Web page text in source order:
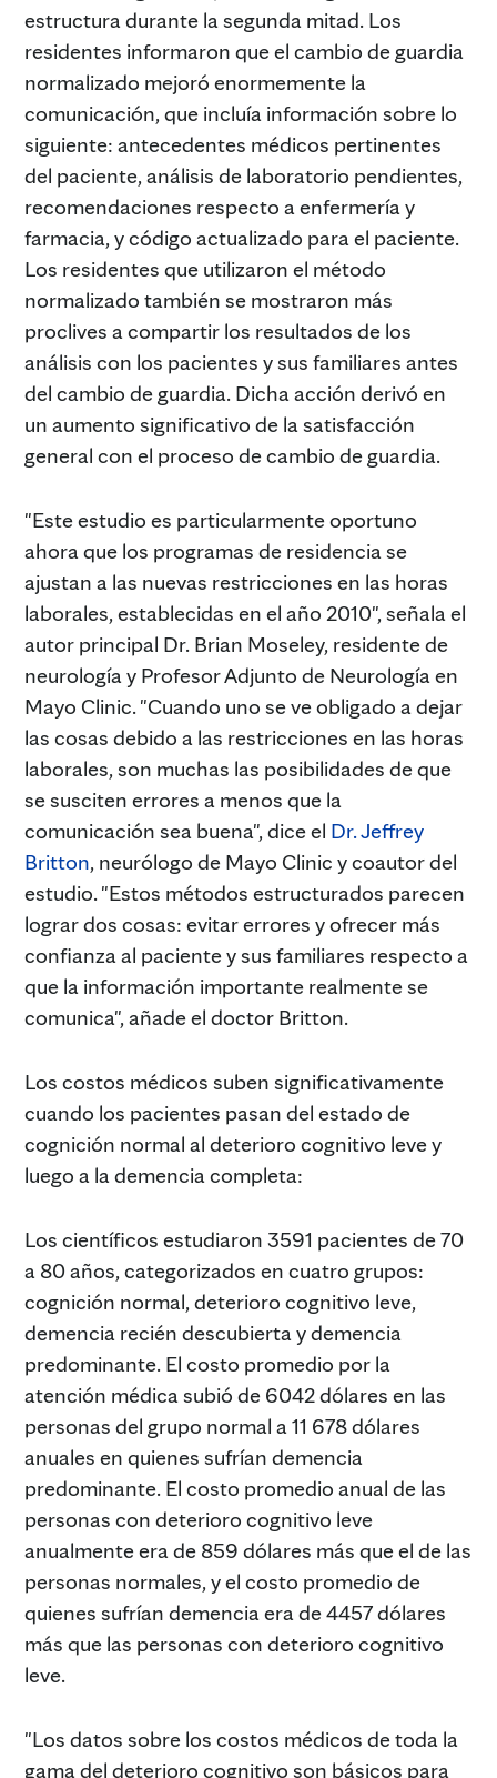
estructura durante la segunda mitad. Los
residentes informaron que el cambio de guardia
normalizado mejoró enormemente la
comunicación, que incluía información sobre lo
siguiente: antecedentes médicos pertinentes
del paciente, análisis de laboratorio pendientes,
recomendaciones respecto a enfermería y
farmacia, y código actualizado para el paciente.
Los residentes que utilizaron el método
normalizado también se mostraron más
proclives a compartir los resultados de los
análisis con los pacientes y sus familiares antes
del cambio de guardia. Dicha acción derivó en
un aumento significativo de la satisfacción
general con el proceso de cambio de guardia.
"Este estudio es particularmente oportuno
ahora que los programas de residencia se
ajustan a las nuevas restricciones en las horas
laborales, establecidas en el año 2010", señala el
autor principal Dr. Brian Moseley, residente de
neurología y Profesor Adjunto de Neurología en
Mayo Clinic. "Cuando uno se ve obligado a dejar
las cosas debido a las restricciones en las horas
laborales, son muchas las posibilidades de que
se susciten errores a menos que la
comunicación sea buena", dice el Dr. Jeffrey
Britton, neurólogo de Mayo Clinic y coautor del
estudio. "Estos métodos estructurados parecen
lograr dos cosas: evitar errores y ofrecer más
confianza al paciente y sus familiares respecto a
que la información importante realmente se
comunica", añade el doctor Britton.
Los costos médicos suben significativamente
cuando los pacientes pasan del estado de
cognición normal al deterioro cognitivo leve y
luego a la demencia completa:
Los científicos estudiaron 3591 pacientes de 70
a 80 años, categorizados en cuatro grupos:
cognición normal, deterioro cognitivo leve,
demencia recién descubierta y demencia
predominante. El costo promedio por la
atención médica subió de 6042 dólares en las
personas del grupo normal a 11 678 dólares
anuales en quienes sufrían demencia
predominante. El costo promedio anual de las
personas con deterioro cognitivo leve
anualmente era de 859 dólares más que el de las
personas normales, y el costo promedio de
quienes sufrían demencia era de 4457 dólares
más que las personas con deterioro cognitivo
leve.
"Los datos sobre los costos médicos de toda la
gama del deterioro cognitivo son básicos para